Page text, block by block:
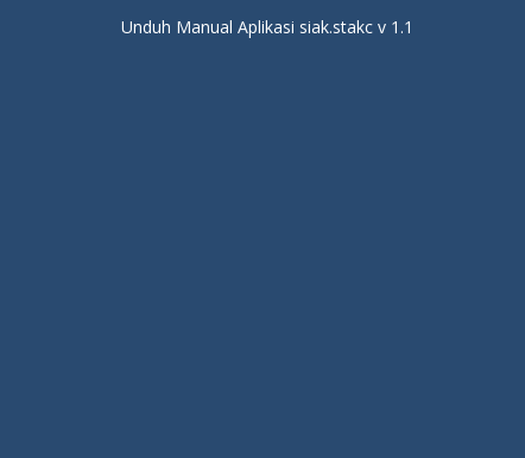
Unduh Manual Aplikasi siak.stakc v 1.1